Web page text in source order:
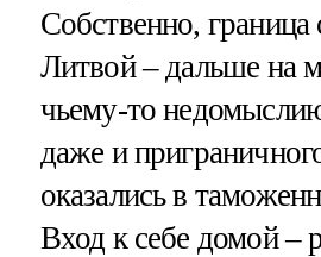
Собственно,
Литвой – дальше на
чьему-то
даже и
оказались в
Вход к себе домой –